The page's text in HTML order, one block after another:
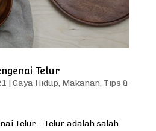
Telur
| Gaya Hidup, Makanan, Tips &
Telur – Telur adalah salah